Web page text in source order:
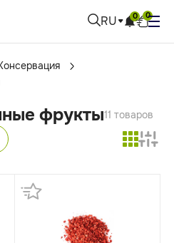
RU 0 0
фрукты11 товаров